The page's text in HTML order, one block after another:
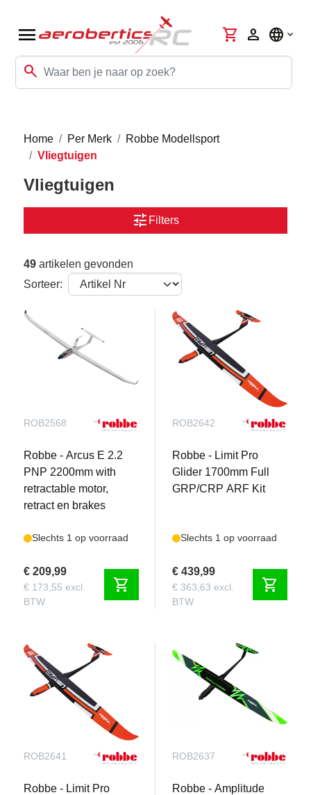
menu
search
shopping_cart person language
Home Per Merk
Robbe Modellsport
Vliegtuigen
Vliegtuigen
tune Filters
49 artikelen gevonden
Sorteer:
ROB2568
Robbe - Arcus E 2.2
PNP 2200mm with
retractable motor,
retract en brakes
Slechts 1 op voorraad
€ 209,99
€ 173,55 excl.
BTW
shopping_cart
ROB2642
Robbe - Limit Pro
Glider 1700mm Full
GRP/CRP ARF Kit
Slechts 1 op voorraad
€ 439,99
€ 363,63 excl.
BTW
shopping_cart
ROB2641
Robbe - Limit Pro
ROB2637
Robbe - Amplitude